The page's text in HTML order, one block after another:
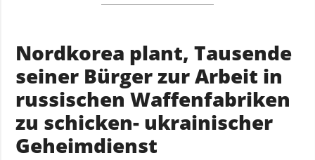
Nordkorea plant, Tausende
seiner Bürger zur Arbeit in
russischen Waffenfabriken
zu schicken- ukrainischer
Geheimdienst